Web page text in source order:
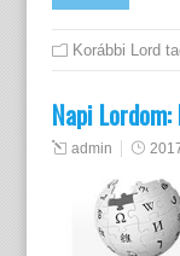
Korábbi Lord
Napi
admin